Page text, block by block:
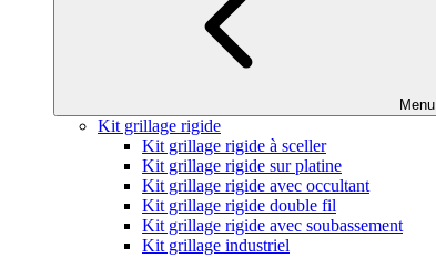
Menu
Kit grillage rigide
Kit grillage rigide à sceller
Kit grillage rigide sur platine
Kit grillage rigide avec occultant
Kit grillage rigide double fil
Kit grillage rigide avec soubassement
Kit grillage industriel